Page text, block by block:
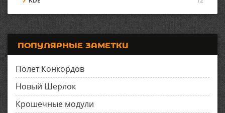
ПОПУЛЯРНЫЕ ЗАМЕТКИ
Полет Конкордов
Новый Шерлок
Крошечные модули